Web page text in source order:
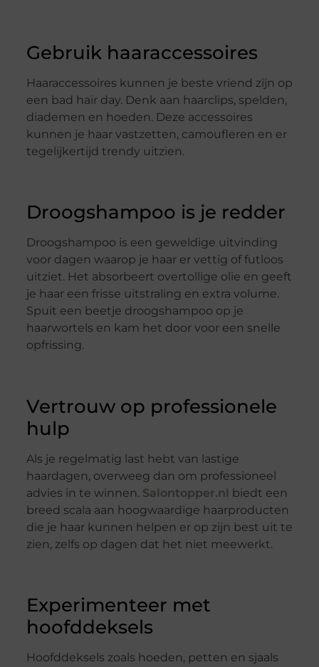
Gebruik haaraccessoires
Haaraccessoires kunnen je beste vriend zijn op
een bad hair day. Denk aan haarclips, spelden,
diademen en hoeden. Deze accessoires
kunnen je haar vastzetten, camoufleren en er
tegelijkertijd trendy uitzien.
Droogshampoo is je redder
Droogshampoo is een geweldige uitvinding
voor dagen waarop je haar er vettig of futloos
uitziet. Het absorbeert overtollige olie en geeft
je haar een frisse uitstraling en extra volume.
Spuit een beetje droogshampoo op je
haarwortels en kam het door voor een snelle
opfrissing.
Vertrouw op professionele
hulp
Als je regelmatig last hebt van lastige
haardagen, overweeg dan om professioneel
advies in te winnen. Salontopper.nl biedt een
breed scala aan hoogwaardige haarproducten
die je haar kunnen helpen er op zijn best uit te
zien, zelfs op dagen dat het niet meewerkt.
Experimenteer met
hoofddeksels
Hoofddeksels zoals hoeden, petten en sjaals